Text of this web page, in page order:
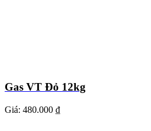
Gas VT Đỏ 12kg
Giá: 480.000 ₫